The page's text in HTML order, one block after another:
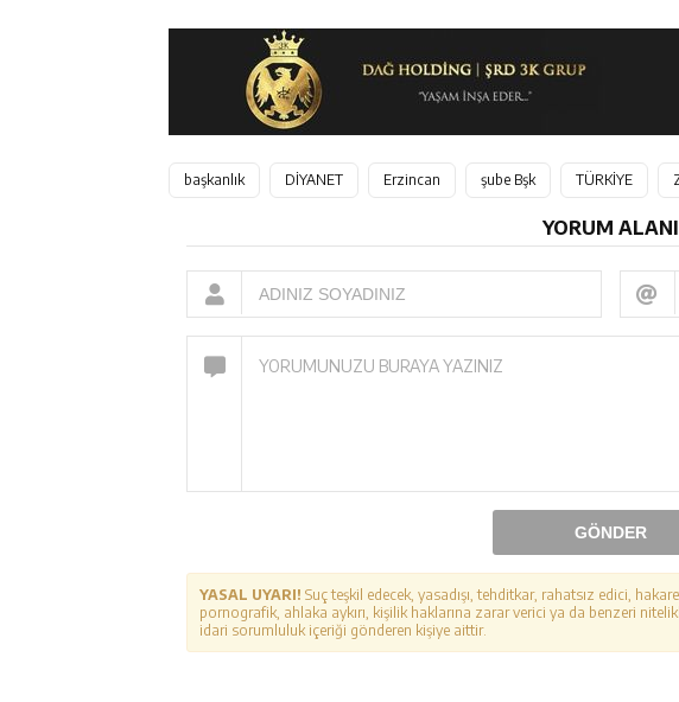
başkanlık DİYANET Erzincan şube Bşk TÜRKİYE
YORUM ALANI
GÖNDER
YASAL UYARI! Suç teşkil edecek, yasadışı, tehditkar, rahatsız edici,
pornografik, ahlaka aykırı, kişilik haklarına zarar verici ya da benzeri
idari sorumluluk içeriği gönderen kişiye aittir.